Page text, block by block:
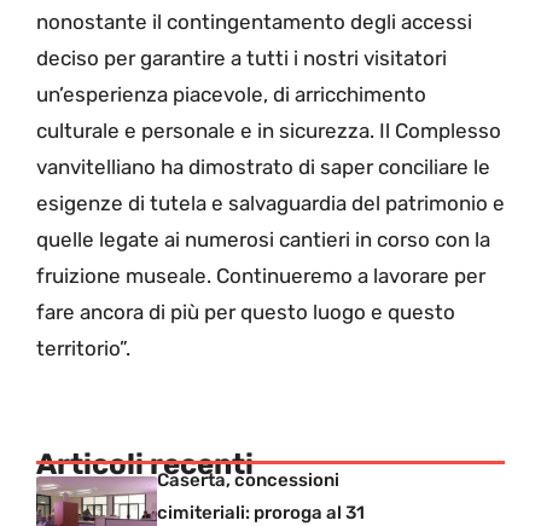
nonostante il contingentamento degli accessi
deciso per garantire a tutti i nostri visitatori
un’esperienza piacevole, di arricchimento
culturale e personale e in sicurezza. Il Complesso
vanvitelliano ha dimostrato di saper conciliare le
esigenze di tutela e salvaguardia del patrimonio e
quelle legate ai numerosi cantieri in corso con la
fruizione museale. Continueremo a lavorare per
fare ancora di più per questo luogo e questo
territorio”.
Articoli recenti
Caserta, concessioni
cimiteriali: proroga al 31